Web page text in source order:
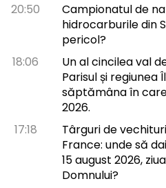
20:50
Campionatul de
hidrocarburile din
pericol?
18:06
Un al cincilea val
Parisul și
săptămâna în
2026.
17:18
Târguri de
France: unde să
15 august 2026,
Domnului?